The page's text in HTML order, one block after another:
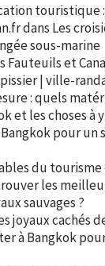
touristique
dans Les
sous-marine
Fauteuils et
| ville-
: quels
et les choses à
pour un
du tourisme
les
sauvages ?
joyaux cachés
à Bangkok